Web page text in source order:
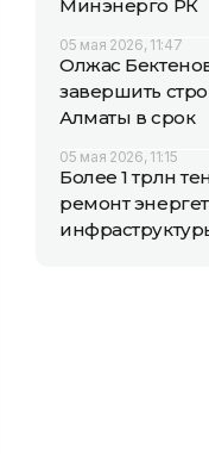
Минэнерго РК
05 мая 2026, 11:47
Олжас
завершить
Алматы в срок
05 мая 2026, 11:15
Более 1 трлн
ремонт